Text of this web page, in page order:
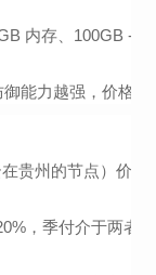
内存、100GB -
能力越强，价格越
贵州的节点）价
，季付介于两者